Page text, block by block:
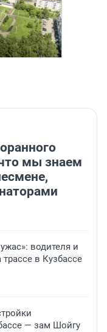
мы знаем
водителя и
в Кузбассе
— зам Шойгу